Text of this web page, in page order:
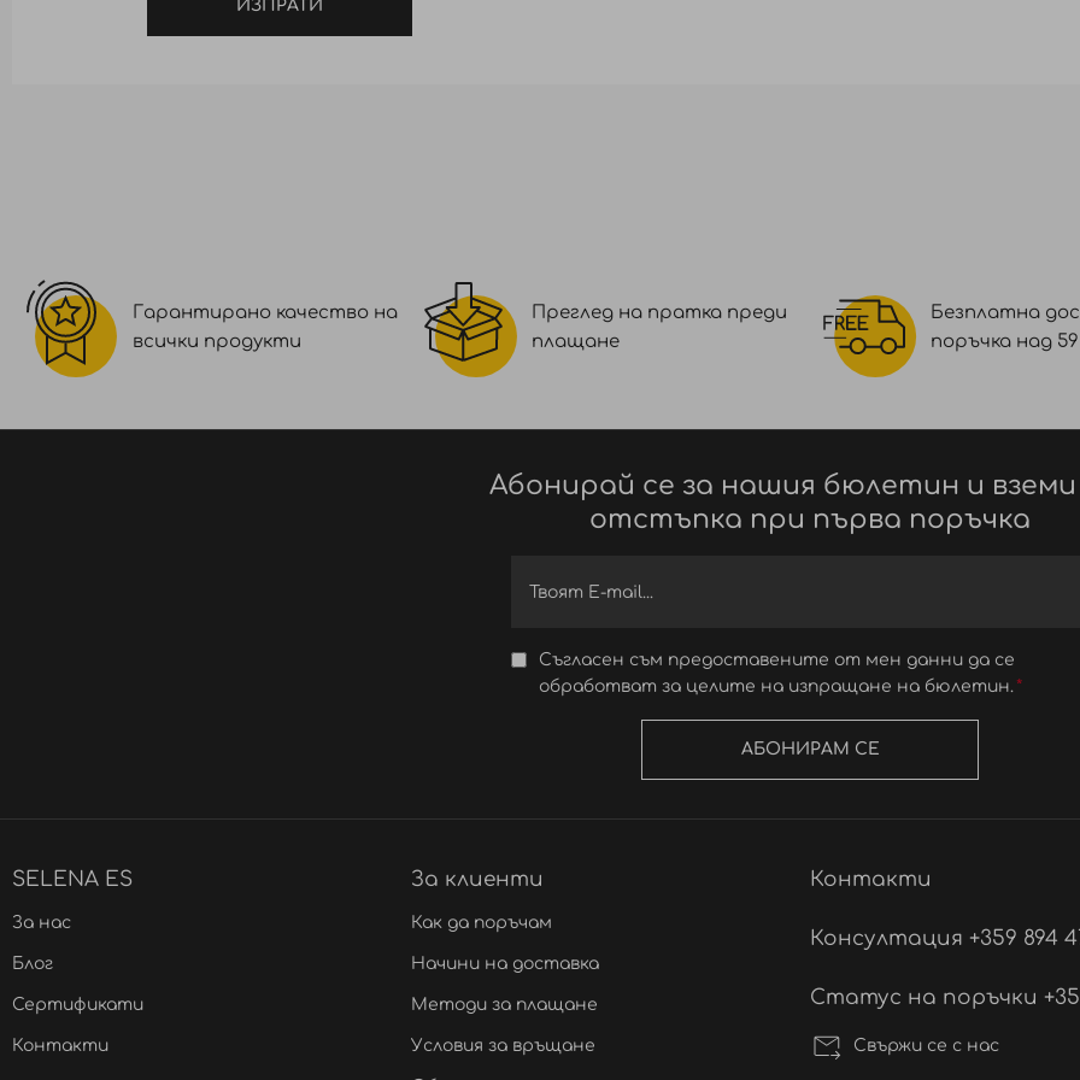
ИЗПРАТИ
Гарантирано качество на
всички продукти
Преглед на пратка преди
плащане
Безплатна
поръчка над 59
Абонирай се за нашия бюлетин и вземи
отстъпка при първа поръчка
Съгласен съм предоставените от мен данни да се
обработват за целите на изпращане на бюлетин.
АБОНИРАМ СЕ
SELENA ES
За нас
Блог
Сертификати
Контакти
За клиенти
Как да поръчам
Начини на доставка
Методи за плащане
Условия за връщане
Контакти
Консултация +359 894
Статус на поръчки +359
Свържи се с нас